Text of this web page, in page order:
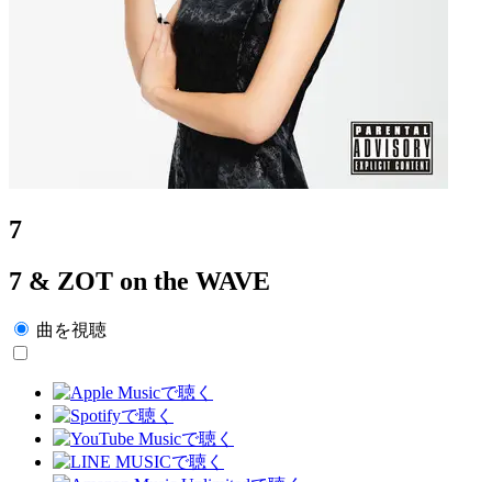
7
7 & ZOT on the WAVE
曲を視聴